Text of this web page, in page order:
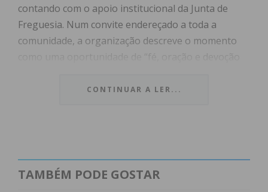
contando com o apoio institucional da Junta de
Freguesia. Num convite endereçado a toda a
comunidade, a organização descreve o momento
e conforto associado à figura de Nossa Senhora.
Subscreva a newsletter do Imediato
CONTINUAR A LER...
TAMBÉM PODE GOSTAR